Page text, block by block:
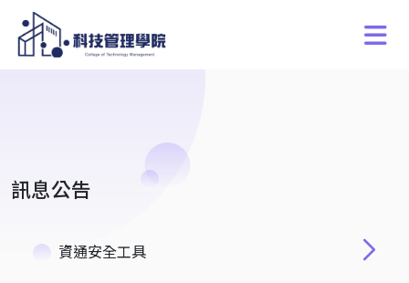
訊息公告
資通安全工具